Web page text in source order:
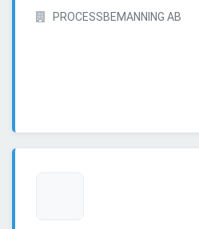
PROCESSBEMANNING AB